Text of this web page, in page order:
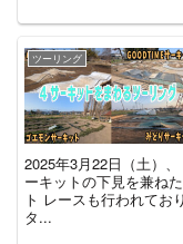
ツーリング
2025年3月22日（土）
ーキットの下見を兼ね
ト レースも行われてお
タ...